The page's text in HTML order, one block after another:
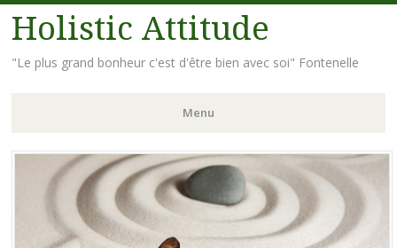
Holistic Attitude
"Le plus grand bonheur c'est d'être bien avec soi" Fontenelle
Menu
Aller
principal